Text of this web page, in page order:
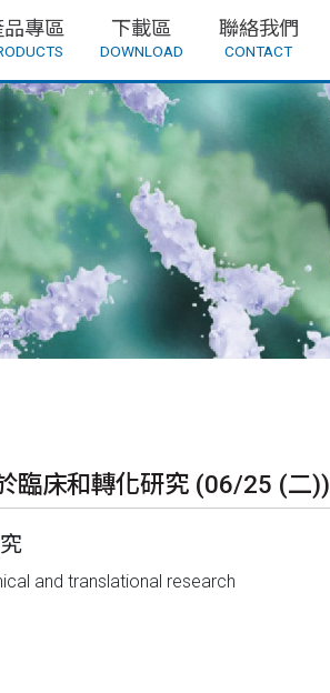
品專區 下載區
DOWNLOAD
聯絡我們
CONTACT
臨床和轉化研究 (06/25 (二))
and translational research